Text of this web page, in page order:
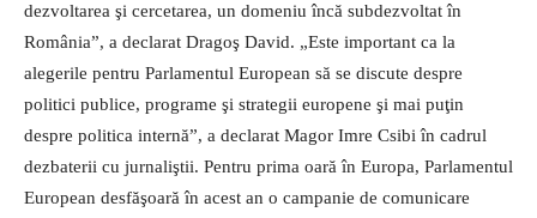
dezvoltarea şi cercetarea, un domeniu încă subdezvoltat în
România”, a declarat Dragoş David. „Este important ca la
alegerile pentru Parlamentul European să se discute despre
politici publice, programe şi strategii europene şi mai puţin
despre politica internă”, a declarat Magor Imre Csibi în cadrul
dezbaterii cu jurnaliştii. Pentru prima oară în Europa, Parlamentul
European desfăşoară în acest an o campanie de comunicare